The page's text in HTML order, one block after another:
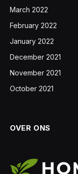
March 2022
February 2022
January 2022
December 2021
November 2021
October 2021
OVER ONS